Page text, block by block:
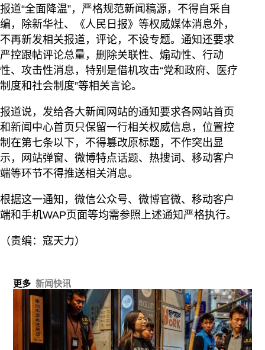
报道“全面降温”，严格规范新闻稿源，不得自采自
编，除新华社、《人民日报》等权威媒体消息外，
不再新发相关报道，评论，不设专题。通知还要求
严控跟帖评论总量，删除关联性、煽动性、行动
性、攻击性消息，特别是借机攻击“党和政府、医疗
制度和社会制度”等相关言论。
报道说，发给各大新闻网站的通知要求各网站首页
和新闻中心首页只保留一行相关权威信息，位置控
制在第七条以下，不得篡改原标题，不作突出显
示，网站弹窗、微博特点话题、热搜词、移动客户
端等环节不得推送相关消息。
根据这一通知，微信公众号、微博官微、移动客户
端和手机WAP页面等均需参照上述通知严格执行。
（责编：寇天力）
更多 新闻快讯